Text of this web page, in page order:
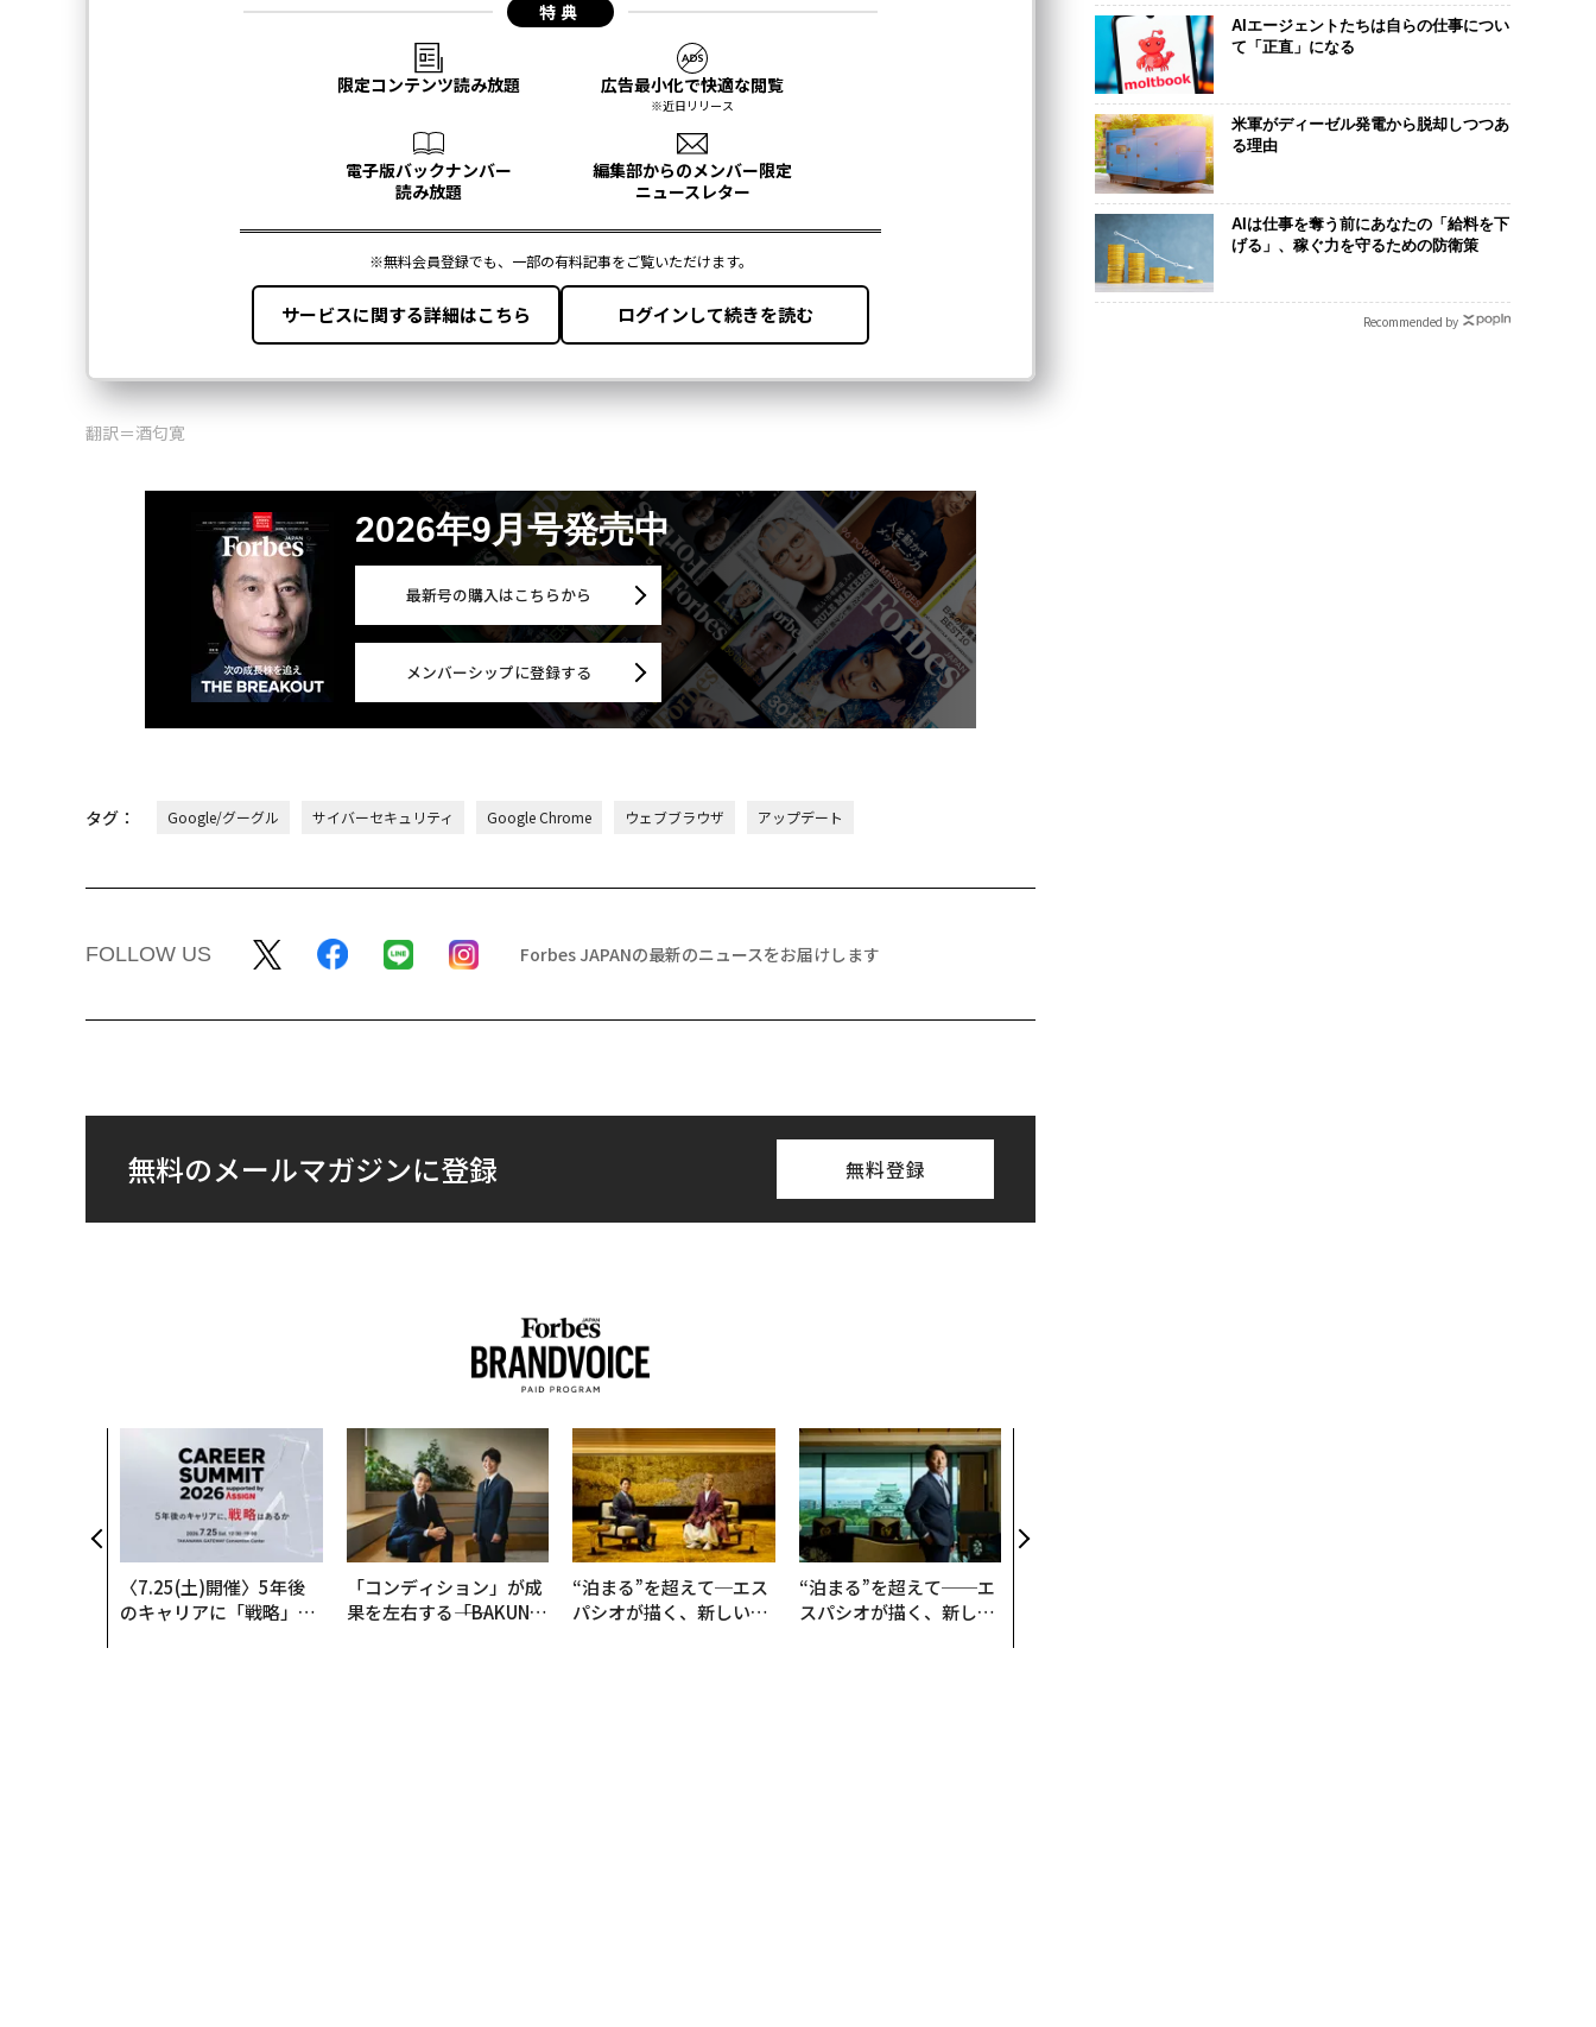
翻訳＝酒匂寛
2026年9月号発売中
最新号の購入はこちらから
メンバーシップに登録する
タグ： Google/グーグル サイバーセキュリティ Google Chrome ウェブブラウザ アップデート
FOLLOW US Forbes JAPANの最新のニュースをお届けします
無料のメールマガジンに登録 無料登録
〈7.25(土)開催〉5年後
のキャリアに「戦略」は
「コンディション」が成
果を左右する――「BAKUN
“泊まる”を超えて─エス
パシオが描く、新しい日
“泊まる”を超えて──エ
スパシオが描く、新しい
ビジネス×PwC】
AIエージェントたちは自らの仕事につい
て「正直」になる
米軍がディーゼル発電から脱却しつつあ
る理由
AIは仕事を奪う前にあなたの「給料を下
げる」、稼ぐ力を守るための防衛策
Recommended by